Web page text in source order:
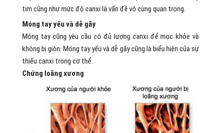
tim cũng như mức độ canxi là vấn đề vô cùng quan trọng.
Móng tay yếu và dễ gãy
Móng tay cũng yêu cầu có đủ lượng canxi để mọc khỏe và
không bị giòn. Móng tay yếu và dễ gãy cũng là biểu hiện của sự
thiếu canxi trong cơ thể.
Chứng loãng xương